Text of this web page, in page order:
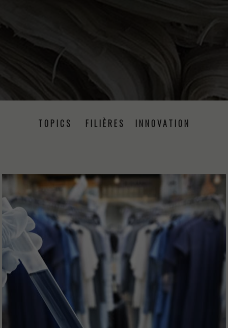
TOPICS FILIÈRES INNOVATION
PRISE DE PAROLE ÉVÉNEMENTS PRESSE
PROJETS RSE FORMATION CSRD
PRODUCTION TEXTILE